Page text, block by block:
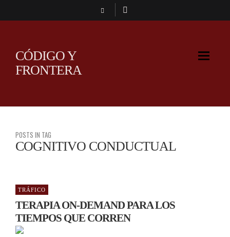
CÓDIGO Y
FRONTERA
POSTS IN TAG
COGNITIVO CONDUCTUAL
TRÁFICO
TERAPIA ON-DEMAND PARA LOS
TIEMPOS QUE CORREN